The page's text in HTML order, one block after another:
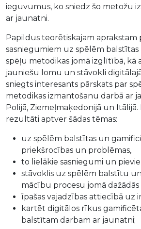
ieguvumus, ko sniedz šo metožu
ar jaunatni.
Papildus teorētiskajam aprakstam
sasniegumiem uz spēlēm balstītas
spēļu metodikas jomā izglītībā, kā
jauniešu lomu un stāvokli
sniegts interesants pārskats par
metodikas izmantošanu darbā ar
Polijā, Ziemeļmaķedonijā un
rezultāti aptver šādas tēmas:
uz spēlēm balstītas un
priekšrocības un problēmas,
to lielākie sasniegumi un
stāvoklis uz spēlēm balstītu
mācību procesu jomā dažādās
īpašas vajadzības attiecībā
kartēt digitālos rīkus
balstītam darbam ar jaunatni;